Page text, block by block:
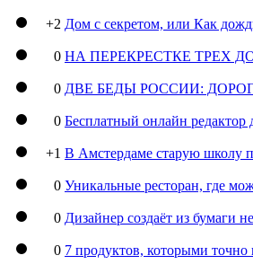
+2 Дом с секретом, или Как
0 НА ПЕРЕКРЕСТКЕ ТРЕХ
0 ДВЕ БЕДЫ РОССИИ:
0 Бесплатный онлайн редактор
+1 В Амстердаме старую школу
0 Уникальные ресторан, где
0 Дизайнер создаёт из бумаги
0 7 продуктов, которыми